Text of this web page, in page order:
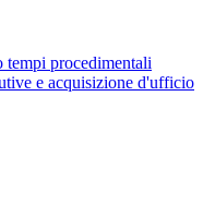
tempi procedimentali
e acquisizione d'ufficio